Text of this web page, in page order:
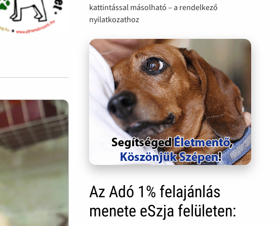
kattintással másolható – a rendelkező
nyilatkozathoz
Az Adó 1% felajánlás
menete eSzja felületen: